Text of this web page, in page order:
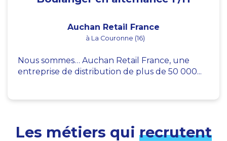
Auchan Retail France
à La Couronne (16)
Nous sommes… Auchan Retail France, une
entreprise de distribution de plus de 50 000...
Les métiers qui recrutent